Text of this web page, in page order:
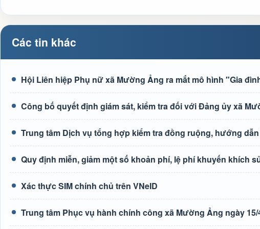
Các tin khác
Hội Liên hiệp Phụ nữ xã Mường Ảng ra mắt mô hình "Gia
Công bố quyết định giám sát, kiểm tra đối với Đảng ủy xã
Trung tâm Dịch vụ tổng hợp kiểm tra đồng ruộng, hướng
Quy định miễn, giảm một số khoản phí, lệ phí khuyến khích
Xác thực SIM chính chủ trên VNeID
Trung tâm Phục vụ hành chính công xã Mường Ảng ngày 15/